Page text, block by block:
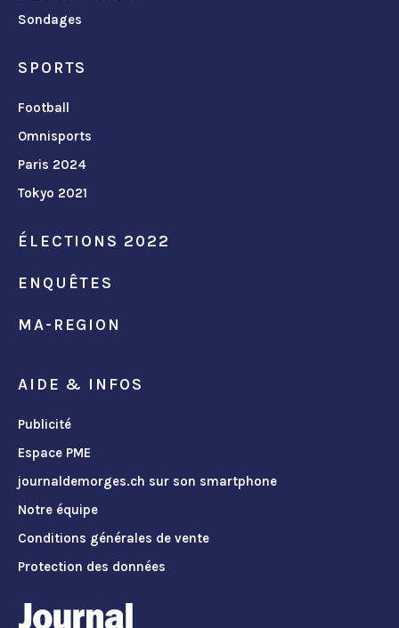
Sondages
SPORTS
Football
Omnisports
Paris 2024
Tokyo 2021
ÉLECTIONS 2022
ENQUÊTES
MA-REGION
AIDE & INFOS
Publicité
Espace PME
journaldemorges.ch sur son smartphone
Notre équipe
Conditions générales de vente
Protection des données